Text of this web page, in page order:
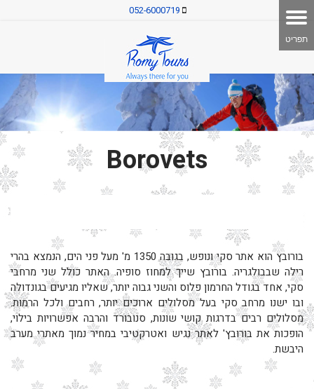
052-6000719
Borovets
בורובץ הוא אתר סקי ונופש, בגובה 1350 מ' מעל פני הים, הנמצא בהרי
רילה שבבולגריה. בורובץ שייך למחוז סופיה. האתר כולל שני מרחבי
סקי, אחד בגודל החרמון פלוס והשני גבוה יותר, שאליו מגיעים בגונדולה
ובו ישנו מרחב סקי בעל מסלולים ארוכים יותר, רחבים ולכל הרמות.
מסלולים רבים בדרגות קושי שונות, סנובורד והרבה אפשרויות בילוי,
הופכות את בורובץ' לאתר נגיש ואטרקטיבי במחיר נמוך מאתרי מערב
היבשת.